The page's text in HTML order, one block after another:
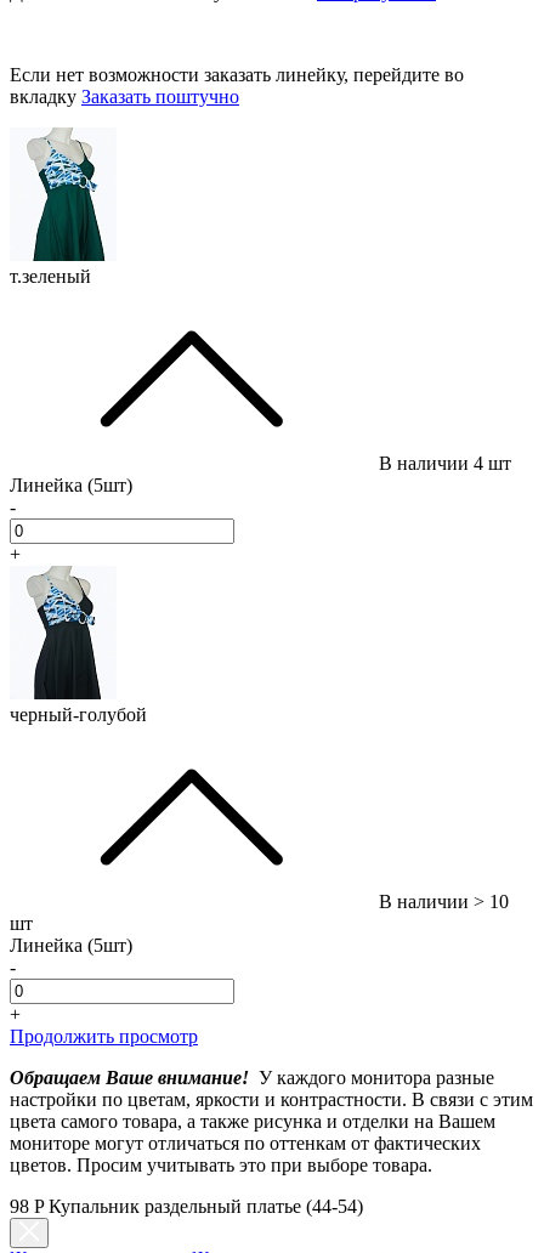
Если нет возможности заказать линейку, перейдите во
вкладку Заказать поштучно
т.зеленый
В наличии 4 шт
Линейка (5шт)
-
+
черный-голубой
В наличии > 10
шт
Линейка (5шт)
-
+
Продолжить просмотр
Обращаем Ваше внимание! У каждого монитора разные
настройки по цветам, яркости и контрастности. В связи с этим
цвета самого товара, а также рисунка и отделки на Вашем
мониторе могут отличаться по оттенкам от фактических
цветов. Просим учитывать это при выборе товара.
98 P Купальник раздельный платье (44-54)